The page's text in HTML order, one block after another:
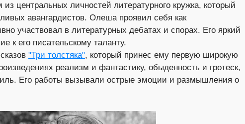
центральных личностей литературного кружка, который
авангардистов. Олеша проявил себя как
участвовал в литературных дебатах и спорах. Его яркий
к его писательскому таланту.
"Три толстяка", который принес ему первую широкую
реализм и фантастику, обыденность и гротеск,
Его работы вызывали острые эмоции и размышления о